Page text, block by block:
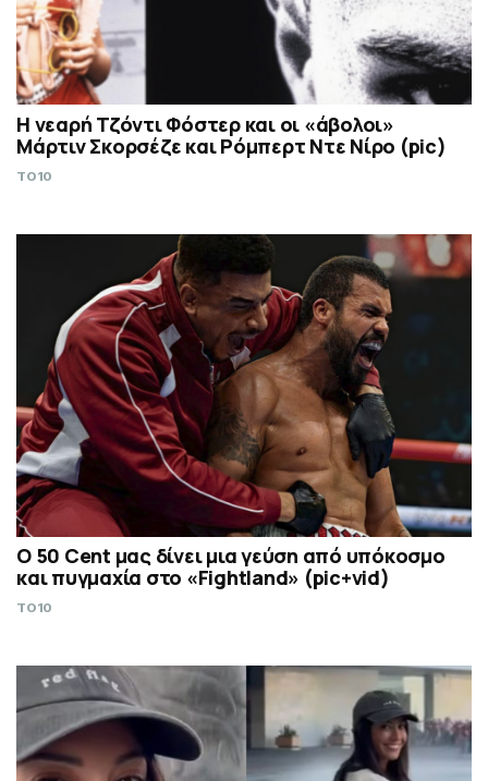
Η νεαρή Τζόντι Φόστερ και οι «άβολοι»
Μάρτιν Σκορσέζε και Ρόμπερτ Ντε Νίρο (pic)
TO10
Ο 50 Cent μας δίνει μια γεύση από υπόκοσμο
και πυγμαχία στο «Fightland» (pic+vid)
TO10